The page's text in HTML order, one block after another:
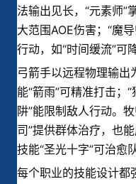
法输出见长，“元素师”
大范围AOE伤害；“魔
行动，如“时间缓流”可
弓箭手以远程物理输出
能“箭雨”可精准打击；
阱”能限制敌人行动。
司”提供群体治疗，也
技能“圣光十字”可治愈
每个职业的技能设计都